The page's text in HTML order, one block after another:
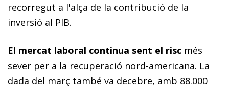
recorregut a l'alça de la contribució de la
inversió al PIB.
El mercat laboral continua sent el risc més
sever per a la recuperació nord-americana. La
dada del març també va decebre, amb 88.000